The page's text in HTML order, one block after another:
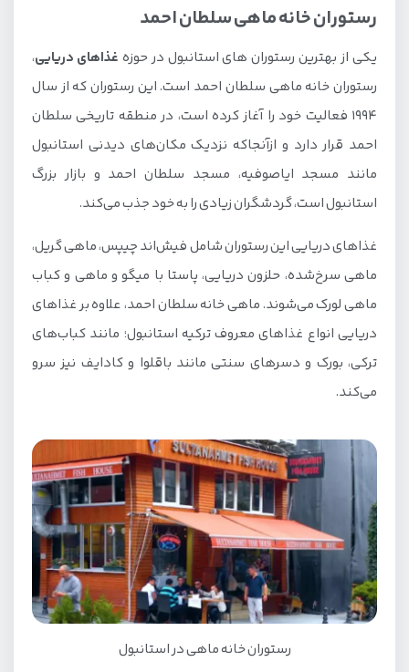
رستوران خانه ماهی سلطان احمد
یکی از بهترین رستوران های استانبول در حوزه غذاهای دریایی،
رستوران خانه ماهی سلطان احمد است. این رستوران که از سال
۱۹۹۴ فعالیت خود را آغاز کرده است، در منطقه تاریخی سلطان
احمد قرار دارد و ازآنجاکه نزدیک مکان‌های دیدنی استانبول
مانند مسجد ایاصوفیه، مسجد سلطان احمد و بازار بزرگ
استانبول است، گردشگران زیادی را به خود جذب می‌کند.
غذاهای دریایی این رستوران شامل فیش‌اند چیپس، ماهی گریل،
ماهی سرخ‌شده، حلزون دریایی، پاستا با میگو و ماهی و کباب
ماهی لورک می‌شوند. ماهی خانه سلطان احمد، علاوه بر غذاهای
دریایی انواع غذاهای معروف ترکیه استانبول؛ مانند کباب‌های
ترکی، بورک و دسرهای سنتی مانند باقلوا و کادایف نیز سرو
می‌کند.
رستوران خانه ماهی در استانبول